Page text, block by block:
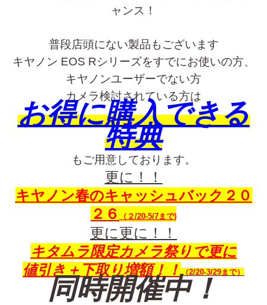
ャンス！
普段店頭にない製品もございます
キヤノン EOS Rシリーズをすでにお使いの方、
キヤノンユーザーでない方
カメラ検討されている方は
お得に購入できる
特典
もご用意しております。
更に！！
キヤノン春のキャッシュバック２０
２６
（２/20-5/7まで)
更に更に！！
キタムラ限定カメラ祭りで更に
値引き＋下取り増額！！（2/20-3/29まで）
同時開催中！